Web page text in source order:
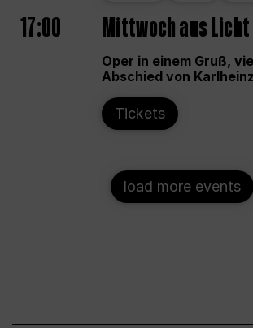
17:00 Mittwoch aus Licht
Oper in einem Gruß,
Abschied von
Tickets
load more events